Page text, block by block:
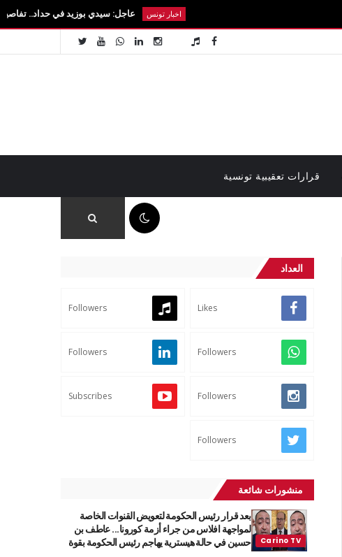
عاجل: سيدي بوزيد في حداد.. تفاصيل رحيل
قرارات تعقيبية تونسية
العداد
Likes
Followers
Followers
Followers
Followers
Subscribes
Followers
منشورات شائعة
بعد قرار رئيس الحكومة لتعويض القنوات الخاصة
لمواجهة افلاس من جراء أزمة كورونا... عاطف بن
حسين في حالة هيسترية يهاجم رئيس الحكومة بقوة